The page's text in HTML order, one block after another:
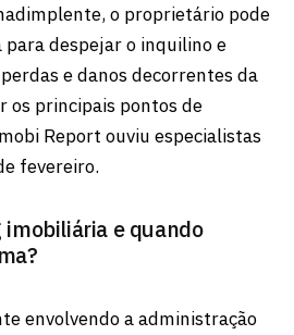
o proprietário pode
despejar o inquilino e
e danos decorrentes da
os principais pontos de
Report ouviu especialistas
fevereiro.
imobiliária e quando
envolvendo a administração